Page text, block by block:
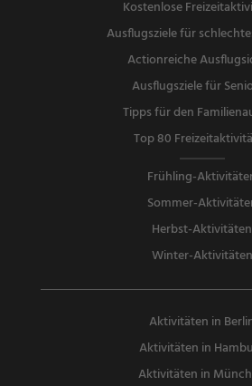
Kostenlose
Ausflugsziele für
Actionreiche
Ausflugsziele für
Tipps für den
Top 80
Frühling-
Sommer-
Herbst-Aktivitäten
Winter-Aktivitäten
Aktivitäten in
Aktivitäten in
Aktivitäten in